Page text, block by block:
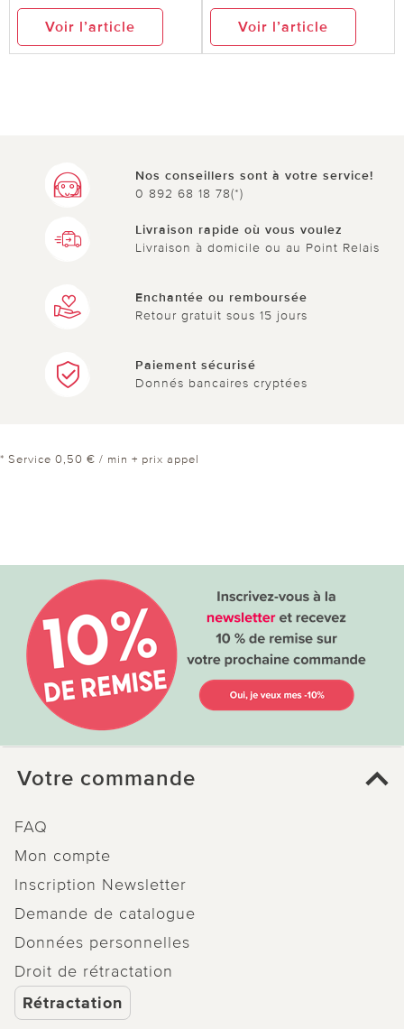
Voir l’article Voir l’article
Nos conseillers sont à votre service!
0 892 68 18 78(*)
Livraison rapide où vous voulez
Livraison à domicile ou au Point Relais
Enchantée ou remboursée
Retour gratuit sous 15 jours
Paiement sécurisé
Donnés bancaires cryptées
* Service 0,50 € / min + prix appel
Votre commande
FAQ
Mon compte
Inscription Newsletter
Demande de catalogue
Données personnelles
Droit de rétractation
Rétractation